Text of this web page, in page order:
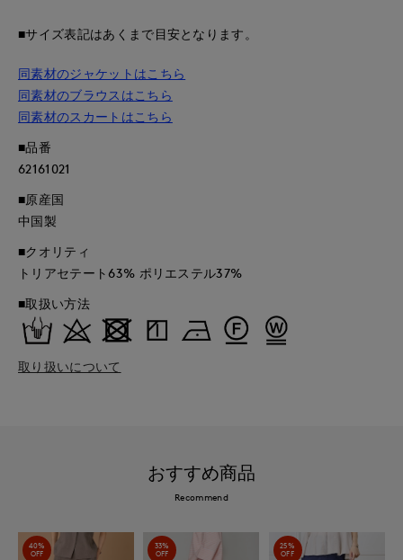
■サイズ表記はあくまで目安となります。
同素材のジャケットはこちら
同素材のブラウスはこちら
同素材のスカートはこちら
■品番
62161021
■原産国
中国製
■クオリティ
トリアセテート63% ポリエステル37%
■取扱い方法
取り扱いについて
おすすめ商品
Recommend
40%
OFF
33%
OFF
25%
OFF